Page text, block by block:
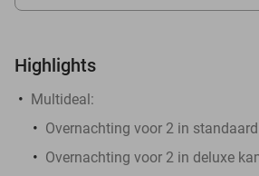
Highlights
Multideal:
Overnachting voor 2 in
Overnachting voor 2 in deluxe